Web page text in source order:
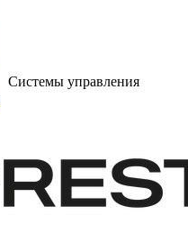
Системы управления